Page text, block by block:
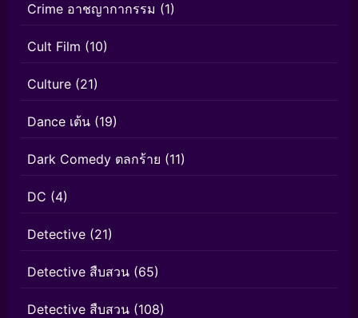
Crime อาชญากากรรม (1)
Cult Film (10)
Culture (21)
Dance เต้น (19)
Dark Comedy ตลกร้าย (11)
DC (4)
Detective (21)
Detective สืบสวน (65)
Detective สืบสวน (108)